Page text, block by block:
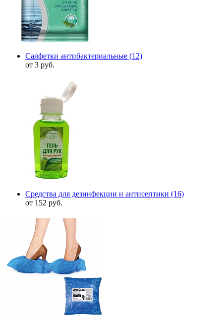
Салфетки антибактериальные (12)
от 3 руб.
Средства для дезинфекции и антисептики (16)
от 152 руб.